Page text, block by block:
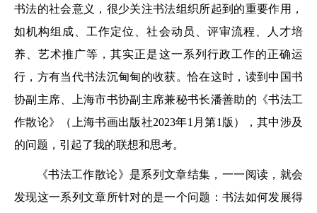
书法的社会意义，很少关注书法组织所起到的重要作用，
如机构组成、工作定位、社会动员、评审流程、人才培
养、艺术推广等，其实正是这一系列行政工作的正确运
行，方有当代书法沉甸甸的收获。恰在这时，读到中国书
协副主席、上海市书协副主席兼秘书长潘善助的《书法工
作散论》（上海书画出版社2023年1月第1版），其中涉及
的问题，引起了我的联想和思考。
《书法工作散论》是系列文章结集，一一阅读，就会
发现这一系列文章所针对的是一个问题：书法如何发展得